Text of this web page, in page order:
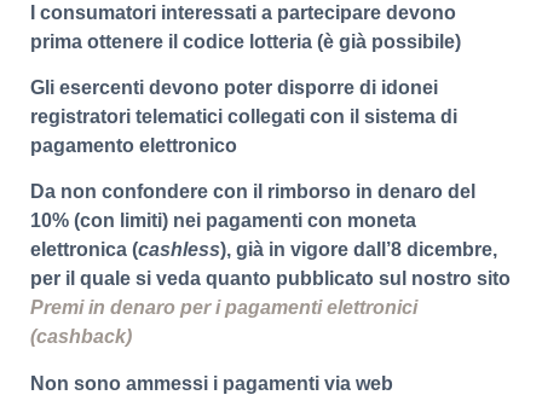
I consumatori interessati a partecipare devono
prima ottenere il codice lotteria (è già possibile)
Gli esercenti devono poter disporre di idonei
registratori telematici collegati con il sistema di
pagamento elettronico
Da non confondere con il rimborso in denaro del
10% (con limiti) nei pagamenti con moneta
elettronica (cashless), già in vigore dall’8 dicembre,
per il quale si veda quanto pubblicato sul nostro sito
Premi in denaro per i pagamenti elettronici
(cashback)
Non sono ammessi i pagamenti via web